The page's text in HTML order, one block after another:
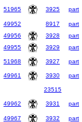
51965 3925 part
49952
8917 part
49956
3928 part
49955
3929 part
51968
3927 part
49961 3930 part
23515
49962 3931 part
49967 3932 part